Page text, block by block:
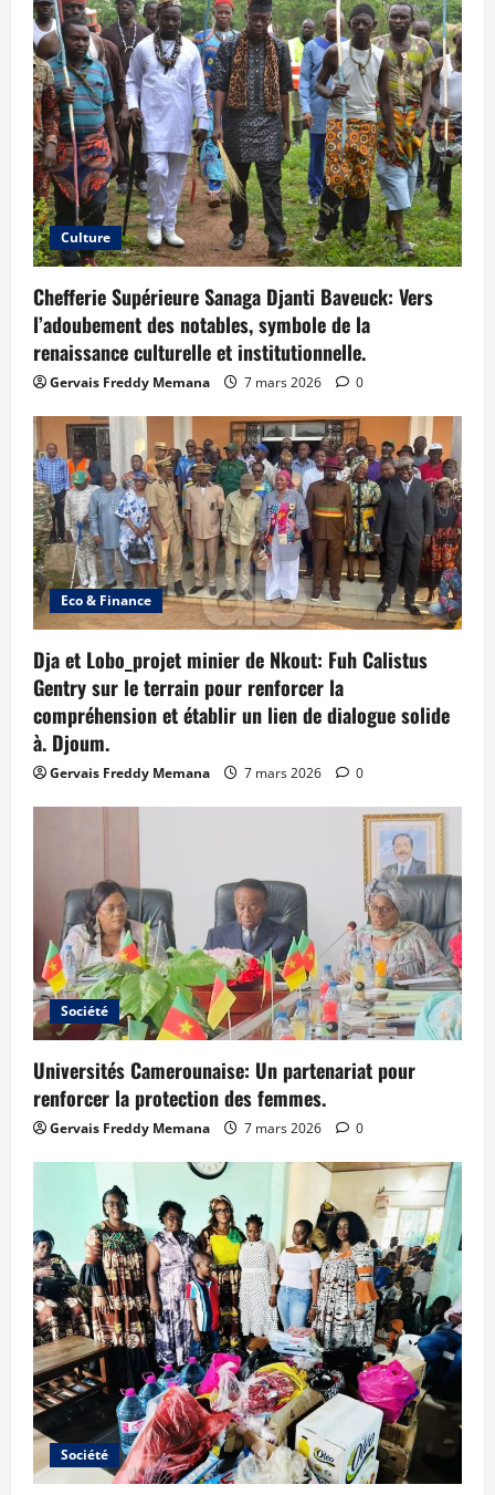
Culture
Chefferie Supérieure Sanaga Djanti Baveuck: Vers
l’adoubement des notables, symbole de la
renaissance culturelle et institutionnelle.
Gervais Freddy Memana 7 mars 2026 0
Eco & Finance
Dja et Lobo_projet minier de Nkout: Fuh Calistus
Gentry sur le terrain pour renforcer la
compréhension et établir un lien de dialogue solide
à. Djoum.
Gervais Freddy Memana 7 mars 2026 0
Société
Universités Camerounaise: Un partenariat pour
renforcer la protection des femmes.
Gervais Freddy Memana 7 mars 2026 0
Société